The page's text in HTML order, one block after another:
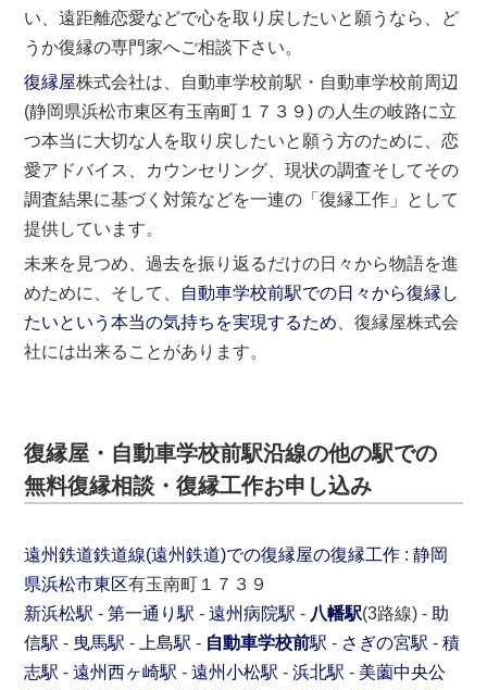
い、遠距離恋愛などで心を取り戻したいと願うなら、ど
うか復縁の専門家へご相談下さい。
復縁屋株式会社は、自動車学校前駅・自動車学校前周辺
(静岡県浜松市東区有玉南町１７３９) の人生の岐路に立
つ本当に大切な人を取り戻したいと願う方のために、恋
愛アドバイス、カウンセリング、現状の調査そしてその
調査結果に基づく対策などを一連の「復縁工作」として
提供しています。
未来を見つめ、過去を振り返るだけの日々から物語を進
めために、そして、 自動車学校前駅での日々から復縁し
たいという本当の気持ちを実現するため 、復縁屋株式会
社には出来ることがあります。
復縁屋・自動車学校前駅沿線の他の駅での
無料復縁相談・復縁工作お申し込み
遠州鉄道鉄道線(遠州鉄道)での復縁屋の復縁工作 :静岡
県浜松市東区有玉南町１７３９
新浜松駅 -第一通り駅 -遠州病院駅 - 八幡駅(3路線) - 助
信駅 - 曳馬駅 - 上島駅 - 自動車学校前駅 - さぎの宮駅 -積
志駅 -遠州西ヶ崎駅 -遠州小松駅 -浜北駅 - 美薗中央公